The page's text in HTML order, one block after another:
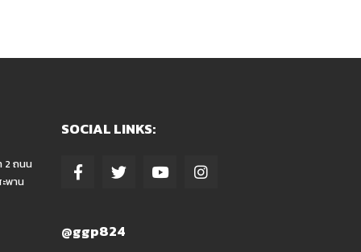
2 ถนน
พาน
SOCIAL LINKS:
@ggp824